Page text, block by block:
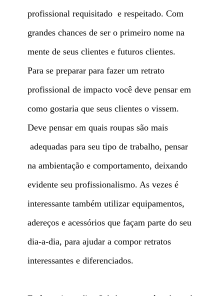
profissional requisitado e respeitado. Com
grandes chances de ser o primeiro nome na
mente de seus clientes e futuros clientes.
Para se preparar para fazer um retrato
profissional de impacto você deve pensar em
como gostaria que seus clientes o vissem.
Deve pensar em quais roupas são mais
adequadas para seu tipo de trabalho, pensar
na ambientação e comportamento, deixando
evidente seu profissionalismo. As vezes é
interessante também utilizar equipamentos,
adereços e acessórios que façam parte do seu
dia-a-dia, para ajudar a compor retratos
interessantes e diferenciados.